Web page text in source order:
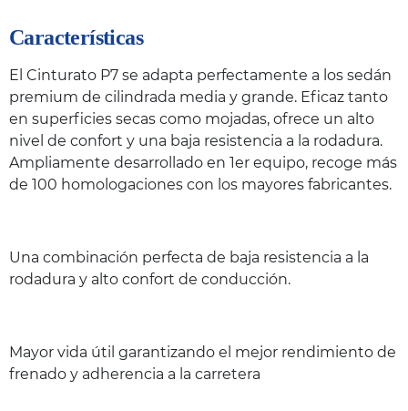
Características
El Cinturato P7 se adapta perfectamente a los sedán
premium de cilindrada media y grande. Eficaz tanto
en superficies secas como mojadas, ofrece un alto
nivel de confort y una baja resistencia a la rodadura.
Ampliamente desarrollado en 1er equipo, recoge más
de 100 homologaciones con los mayores fabricantes.
Una combinación perfecta de baja resistencia a la
rodadura y alto confort de conducción.
Mayor vida útil garantizando el mejor rendimiento de
frenado y adherencia a la carretera